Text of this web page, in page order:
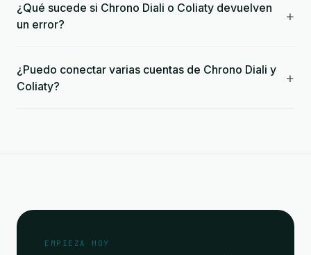
¿Qué sucede si Chrono Diali o Coliaty devuelven
un error?
+
¿Puedo conectar varias cuentas de Chrono Diali y
Coliaty?
+
EMPIEZA HOY